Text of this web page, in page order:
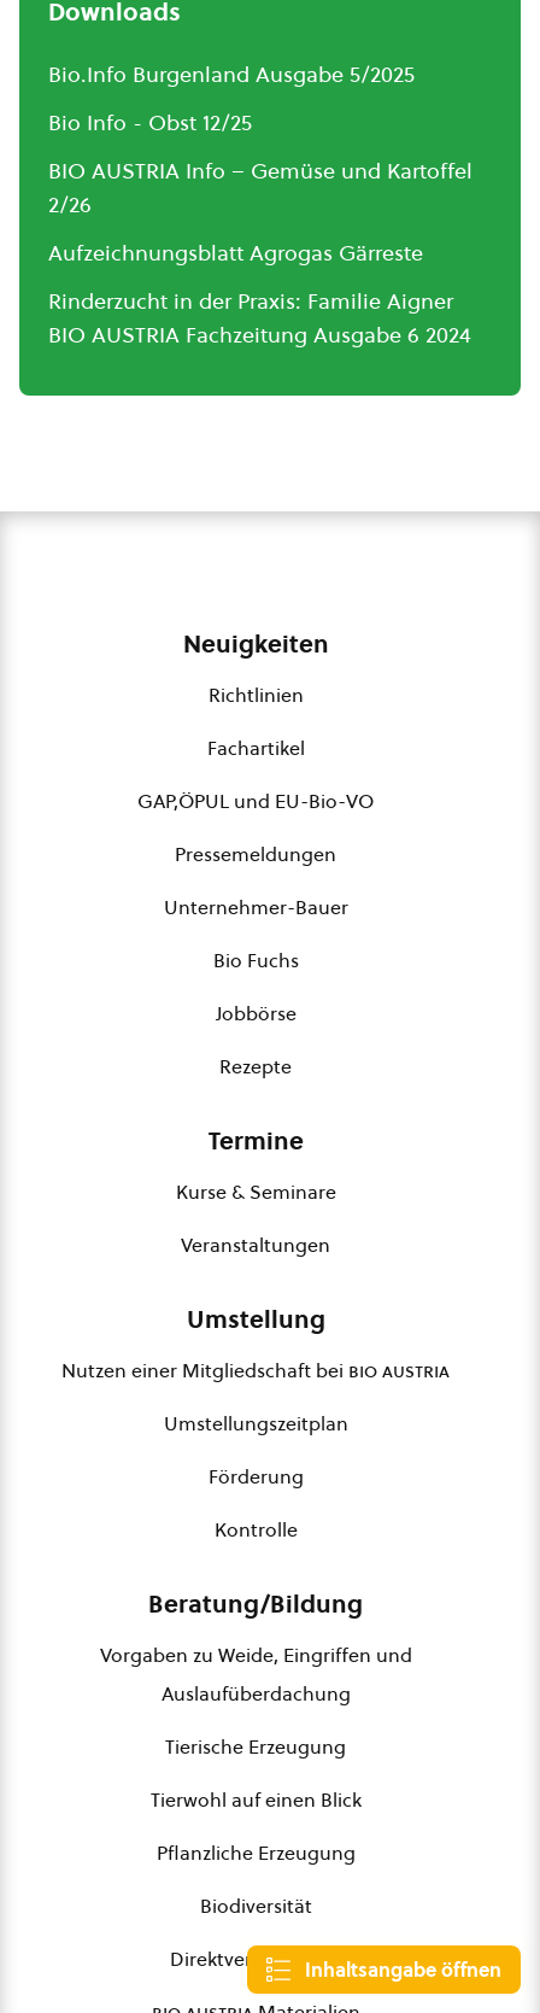
Inhaltsangabe öffnen
Downloads
Bio.Info Burgenland Ausgabe 5/2025
Bio Info - Obst 12/25
BIO AUSTRIA Info – Gemüse und Kartoffel
2/26
Aufzeichnungsblatt Agrogas Gärreste
Rinderzucht in der Praxis: Familie Aigner
BIO AUSTRIA Fachzeitung Ausgabe 6 2024
Neuigkeiten
Richtlinien
Fachartikel
GAP,ÖPUL und EU-Bio-VO
Pressemeldungen
Unternehmer-Bauer
Bio Fuchs
Jobbörse
Rezepte
Termine
Kurse & Seminare
Veranstaltungen
Umstellung
Nutzen einer Mitgliedschaft bei bio austria
Umstellungszeitplan
Förderung
Kontrolle
Beratung/Bildung
Vorgaben zu Weide, Eingriffen und
Auslaufüberdachung
Tierische Erzeugung
Tierwohl auf einen Blick
Pflanzliche Erzeugung
Biodiversität
Direktvermarktung